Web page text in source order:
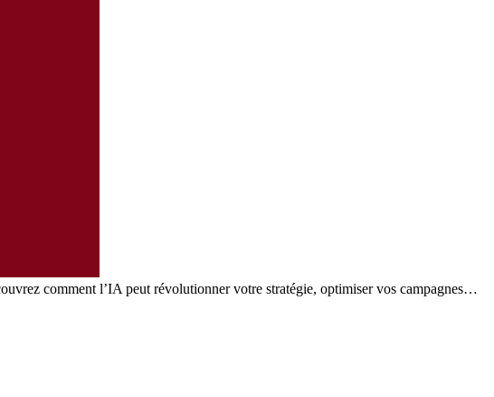
comment l’IA peut révolutionner votre stratégie, optimiser vos campagnes…